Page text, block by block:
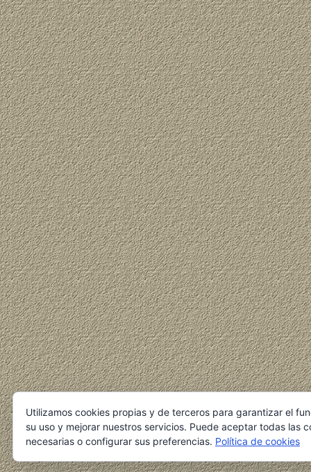
Utilizamos cookies propias y de terceros para garantizar el
su uso y mejorar nuestros servicios. Puede aceptar todas las
necesarias o configurar sus preferencias. Política de cookies